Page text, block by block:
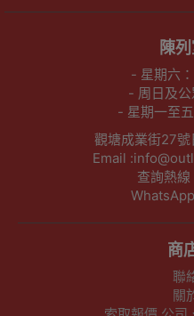
陳
- 星期六
- 周日及
- 星期一至
觀塘成業街27
Email
查詢熱
商
聯
關